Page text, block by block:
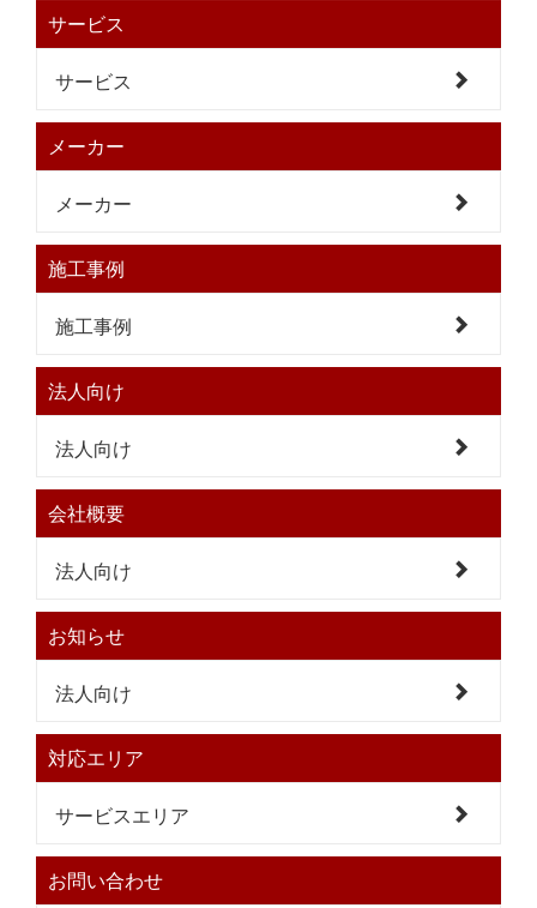
サービス
サービス
メーカー
メーカー
施工事例
施工事例
法人向け
法人向け
会社概要
法人向け
お知らせ
法人向け
対応エリア
サービスエリア
お問い合わせ